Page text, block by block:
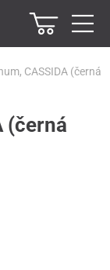
CASSIDA (černá
(černá